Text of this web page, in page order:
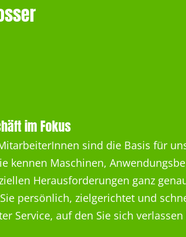
im Fokus
sind die Basis für
kennen Maschinen,
Herausforderungen ganz
persönlich, zielgerichtet und
Service, auf den Sie sich